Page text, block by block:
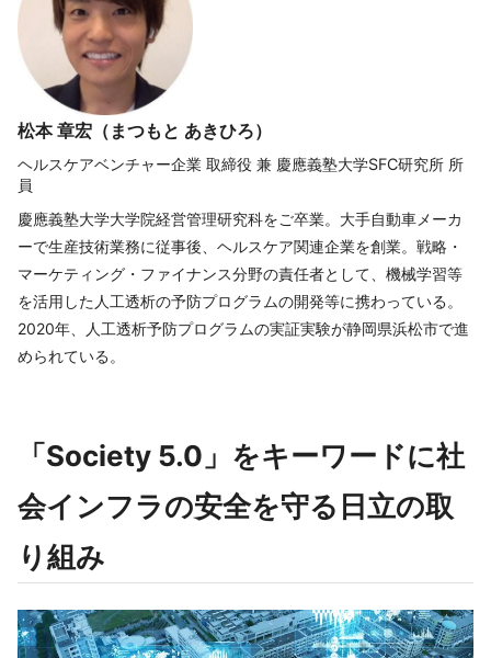
松本 章宏（まつもと あきひろ）
ヘルスケアベンチャー企業 取締役 兼 慶應義塾大学SFC研究所 所
員
慶應義塾大学大学院経営管理研究科をご卒業。大手自動車メーカ
ーで生産技術業務に従事後、ヘルスケア関連企業を創業。戦略・
マーケティング・ファイナンス分野の責任者として、機械学習等
を活用した人工透析の予防プログラムの開発等に携わっている。
2020年、人工透析予防プログラムの実証実験が静岡県浜松市で進
められている。
「Society 5.0」をキーワードに社
会インフラの安全を守る日立の取
り組み